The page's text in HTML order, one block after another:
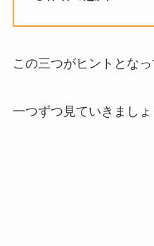
この三つがヒントとなっ
一つずつ見ていきましょ